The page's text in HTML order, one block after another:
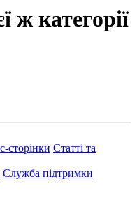
ж категорії
сторінки Статті та
Служба підтримки